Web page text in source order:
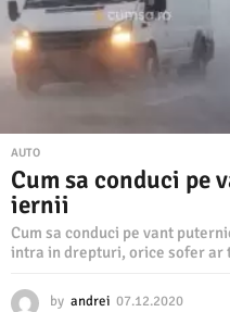
AUTO
Cum sa conduci
iernii
Cum sa conduci pe vant
intra in drepturi, orice sofer ar
by andrei 07.12.2020